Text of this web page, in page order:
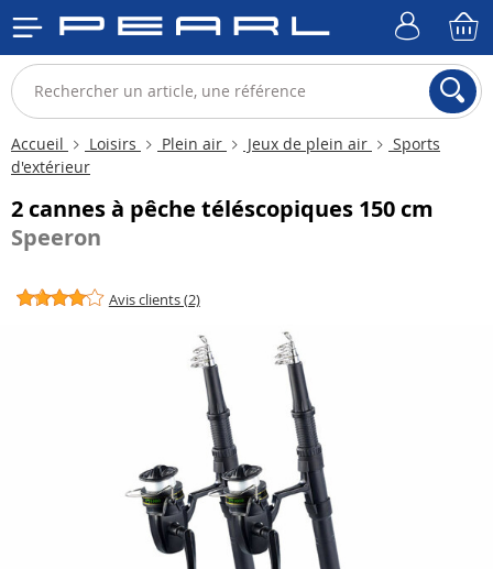
Accueil Loisirs Plein air Jeux de plein air
Sports
d'extérieur
2 cannes à pêche téléscopiques 150 cm
Speeron
Avis clients (2)